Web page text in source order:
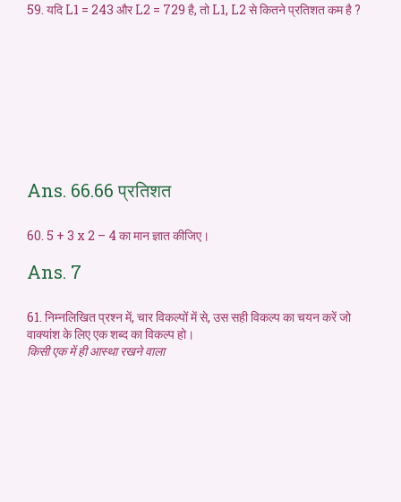
59. यदि L1 = 243 और L2 = 729 है, तो L1, L2 से कितने प्रतिशत कम है ?
Ans. 66.66 प्रतिशत
60. 5 + 3 x 2 – 4 का मान ज्ञात कीजिए।
Ans. 7
61. निम्नलिखित प्रश्न में, चार विकल्पों में से, उस सही विकल्प का चयन करें जो
वाक्यांश के लिए एक शब्द का विकल्प हो।
किसी एक में ही आस्था रखने वाला